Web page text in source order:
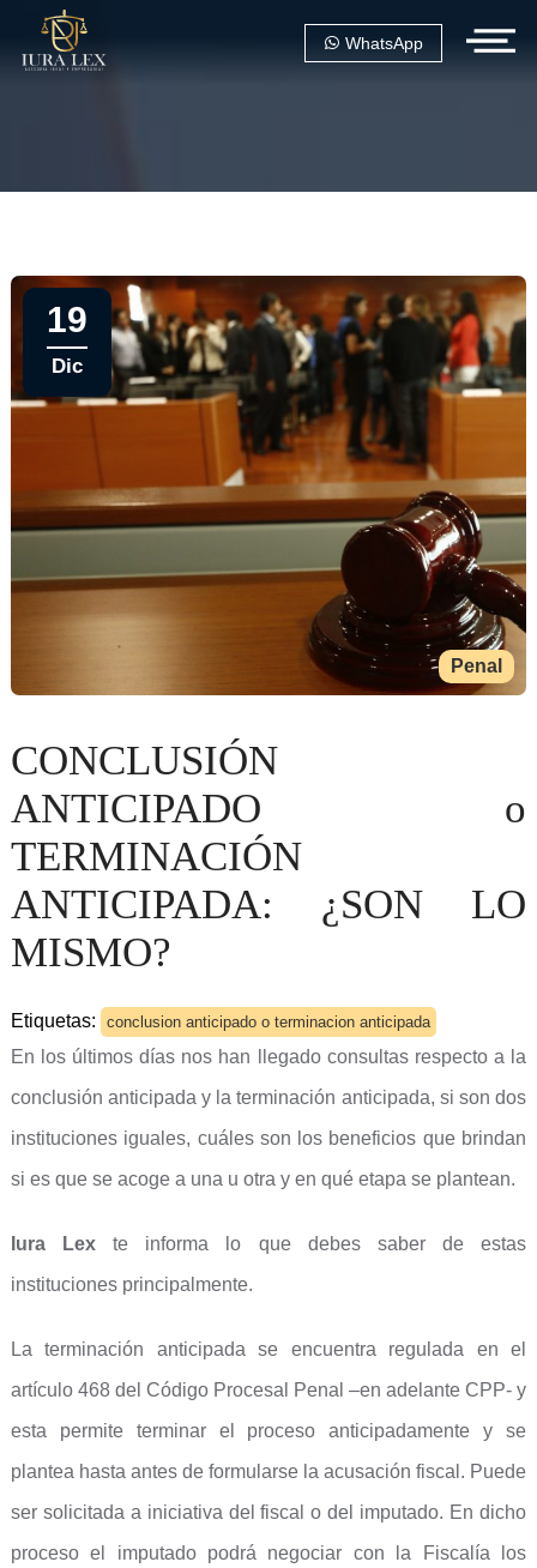
WhatsApp
Penal
19
Dic
CONCLUSIÓN
ANTICIPADO o
TERMINACIÓN
ANTICIPADA: ¿SON LO
MISMO?
Etiquetas: conclusion anticipado o terminacion anticipada
En los últimos días nos han llegado consultas respecto a la
conclusión anticipada y la terminación anticipada, si son dos
instituciones iguales, cuáles son los beneficios que brindan
si es que se acoge a una u otra y en qué etapa se plantean.
Iura Lexte informa lo que debes saber de estas
instituciones principalmente.
La terminación anticipada se encuentra regulada en el
artículo 468 del Código Procesal Penal –en adelante CPP- y
esta permite terminar el proceso anticipadamente y se
plantea hasta antes de formularse la acusación fiscal. Puede
ser solicitada a iniciativa del fiscal o del imputado. En dicho
proceso el imputado podrá negociar con la Fiscalía los